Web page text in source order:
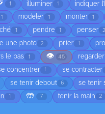
1 illuminer 1 indiquer
1 modeler 1 monter 1
1 pendre 1 penser 2
une photo 2 prier 1
le bas 1 👁️ 45
concentrer 1 se contracter
se tenir debout 6 se tenir
1 🤲 7 tenir la main 2